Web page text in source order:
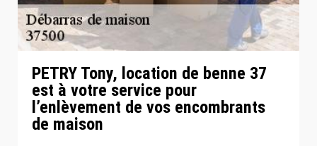
PETRY Tony, location de benne 37
est à votre service pour
l’enlèvement de vos encombrants
de maison